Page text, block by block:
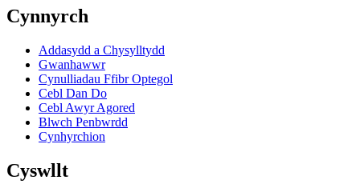
Cynnyrch
Addasydd a Chysylltydd
Gwanhawwr
Cynulliadau Ffibr Optegol
Cebl Dan Do
Cebl Awyr Agored
Blwch Penbwrdd
Cynhyrchion
Cyswllt